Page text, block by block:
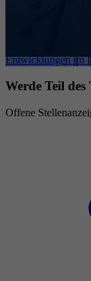
Entwicklungen im
Werde Teil des
Offene